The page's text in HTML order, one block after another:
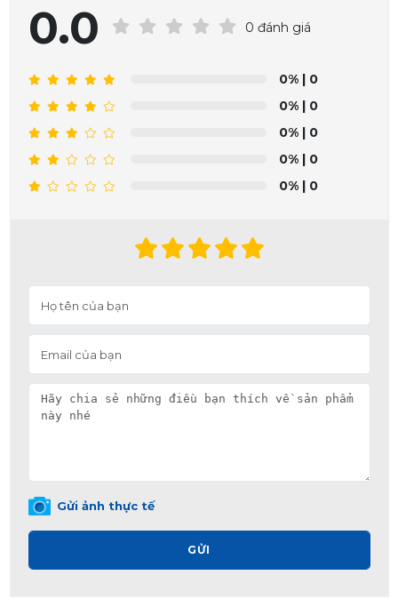
0.0 0 đánh giá
0% | 0
0% | 0
0% | 0
0% | 0
0% | 0
Gửi ảnh thực tế
GỬI